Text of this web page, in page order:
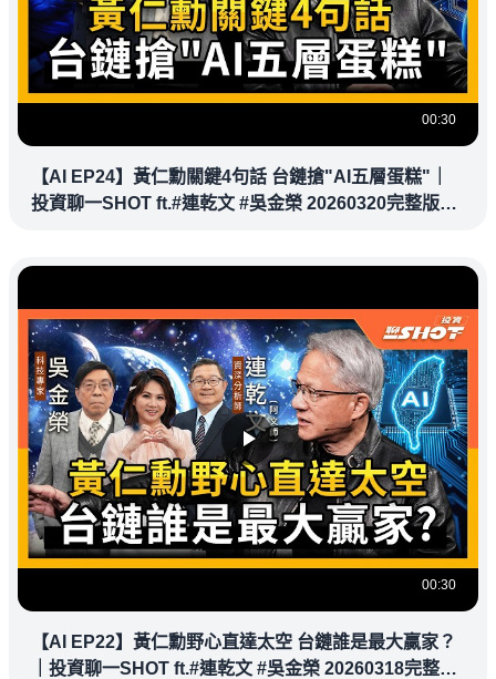
00:30
【AI EP24】黃仁勳關鍵4句話 台鏈搶"AI五層蛋糕"｜
投資聊一SHOT ft.#連乾文 #吳金榮 20260320完整版
00:30
【AI EP22】黃仁勳野心直達太空 台鏈誰是最大贏家？
｜投資聊一SHOT ft.#連乾文 #吳金榮 20260318完整版